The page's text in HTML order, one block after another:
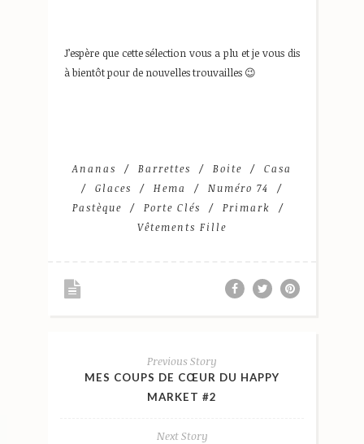
J’espère que cette sélection vous a plu et je vous dis
à bientôt pour de nouvelles trouvailles 😉
Ananas Barrettes Boite
Casa
Glaces
Hema
Numéro 74
Pastèque
Porte Clés
Primark
Vêtements Fille
Previous Story
MES COUPS DE CŒUR DU HAPPY
MARKET #2
Next Story